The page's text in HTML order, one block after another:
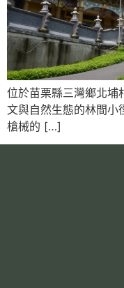
位於苗栗縣三灣鄉北埔
文與自然生態的林間小
槍械的 […]